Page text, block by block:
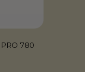
780